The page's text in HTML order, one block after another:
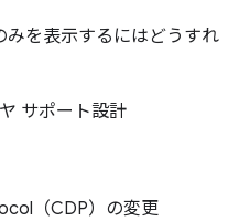
を表示するにはどうすれ
サポート設計
（CDP）の変更